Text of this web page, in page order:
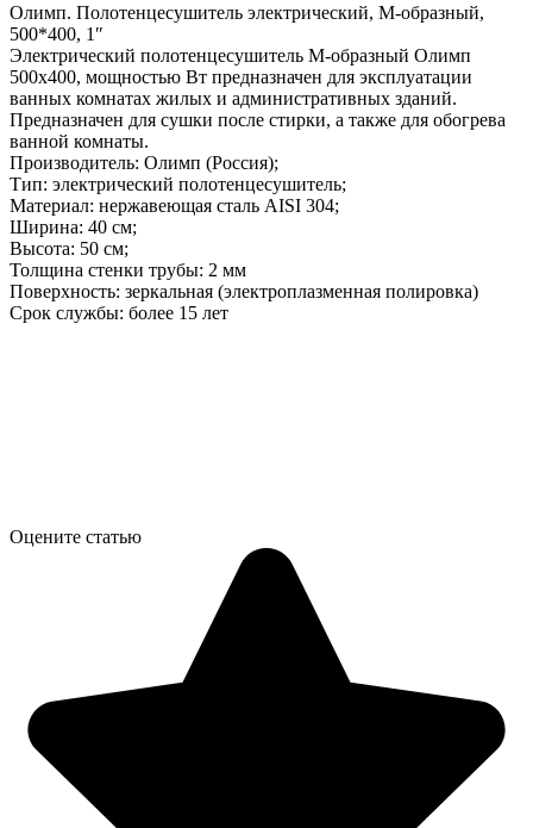
Олимп. Полотенцесушитель электрический, М-образный,
500*400, 1″
Электрический полотенцесушитель М-образный Олимп
500х400, мощностью Вт предназначен для эксплуатации
ванных комнатах жилых и административных зданий.
Предназначен для сушки после стирки, а также для обогрева
ванной комнаты.
Производитель: Олимп (Россия);
Тип: электрический полотенцесушитель;
Материал: нержавеющая сталь AISI 304;
Ширина: 40 см;
Высота: 50 см;
Толщина стенки трубы: 2 мм
Поверхность: зеркальная (электроплазменная полировка)
Срок службы: более 15 лет
Оцените статью